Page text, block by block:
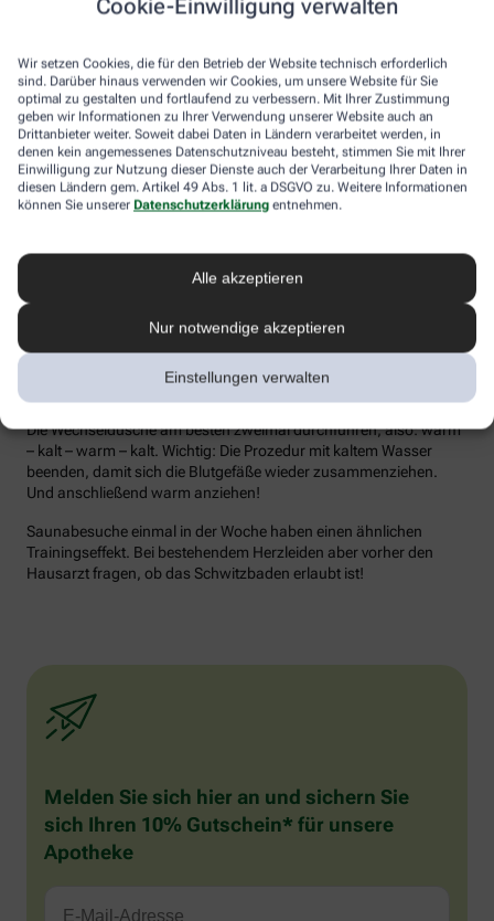
Cookie-Einwilligung verwalten
Wir setzen Cookies, die für den Betrieb der Website technisch erforderlich
sind. Darüber hinaus verwenden wir Cookies, um unsere Website für Sie
optimal zu gestalten und fortlaufend zu verbessern. Mit Ihrer Zustimmung
geben wir Informationen zu Ihrer Verwendung unserer Website auch an
Drittanbieter weiter. Soweit dabei Daten in Ländern verarbeitet werden, in
denen kein angemessenes Datenschutzniveau besteht, stimmen Sie mit Ihrer
Einwilligung zur Nutzung dieser Dienste auch der Verarbeitung Ihrer Daten in
diesen Ländern gem. Artikel 49 Abs. 1 lit. a DSGVO zu. Weitere Informationen
können Sie unserer Datenschutzerklärung entnehmen.
Alle akzeptieren
Nur notwendige akzeptieren
Einstellungen verwalten
die Lymphe in die Lymphknoten transportiert werden, wo sich die
Wer bei Schmuddelwetter nicht vor die Tür mag, kann sein
Immunsystem mit kalt-warmen Wechselduschen auf Trab
bringen und die Anfälligkeit für Erkältungsinfekte senken. Der
Kältereiz kurbelt die Durchblutung an und bringt den Kreislauf in
Schwung, je regelmäßiger wir ihm ausgesetzt sind, desto
unempfindlicher reagiert der Körper in der kalten Jahreszeit auf
die großen Temperaturunterschiede.
Dusche. Anschließend die Wassertemperatur auf kühl bis kalt
stellen und den Wasserstrahl vom rechten Fuß entlang bis zur
Hüfte führen und auf der Innenseite des Oberschenkels wieder
Dann sind die Arme dran: Auch hier geht’s wieder von unten nach
oben, beginnend am rechten Handrücken bis zur Schulter und
von der Achsel am Innenarm wieder bis zur Handfläche zurück.
Die Wechseldusche am besten zweimal durchführen, also: warm
– kalt – warm – kalt. Wichtig: Die Prozedur mit kaltem Wasser
beenden, damit sich die Blutgefäße wieder zusammenziehen.
Und anschließend warm anziehen!
Saunabesuche einmal in der Woche haben einen ähnlichen
Trainingseffekt. Bei bestehendem Herzleiden aber vorher den
Hausarzt fragen, ob das Schwitzbaden erlaubt ist!
Melden Sie sich hier an und sichern Sie
sich Ihren 10% Gutschein* für unsere
Apotheke